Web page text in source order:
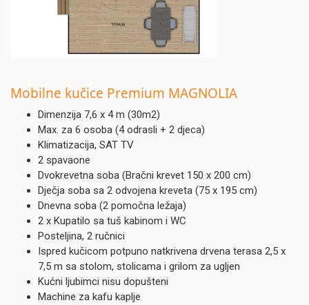
Mobilne kučice Premium MAGNOLIA
Dimenzija 7,6 x 4 m (30m2)
Max. za 6 osoba (4 odrasli + 2 djeca)
Klimatizacija, SAT TV
2 spavaone
Dvokrevetna soba (Bračni krevet 150 x 200 cm)
Dječja soba sa 2 odvojena kreveta (75 x 195 cm)
Dnevna soba (2 pomočna ležaja)
2 x Kupatilo sa tuš kabinom i WC
Posteljina, 2 ručnici
Ispred kučicom potpuno natkrivena drvena terasa 2,5 x
7,5 m sa stolom, stolicama i grilom za ugljen
Kućni ljubimci nisu dopušteni
Machine za kafu kaplje